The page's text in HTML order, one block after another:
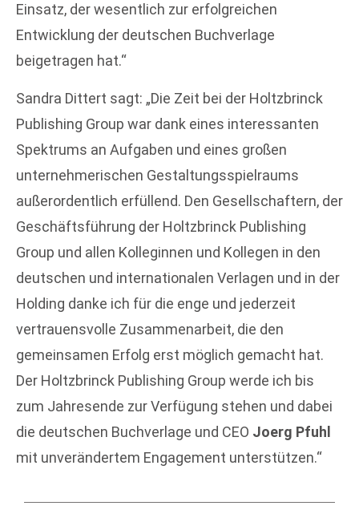
Einsatz, der wesentlich zur erfolgreichen
Entwicklung der deutschen Buchverlage
beigetragen hat.“
Sandra Dittert sagt: „Die Zeit bei der Holtzbrinck
Publishing Group war dank eines interessanten
Spektrums an Aufgaben und eines großen
unternehmerischen Gestaltungsspielraums
außerordentlich erfüllend. Den Gesellschaftern, der
Geschäftsführung der Holtzbrinck Publishing
Group und allen Kolleginnen und Kollegen in den
deutschen und internationalen Verlagen und in der
Holding danke ich für die enge und jederzeit
vertrauensvolle Zusammenarbeit, die den
gemeinsamen Erfolg erst möglich gemacht hat.
Der Holtzbrinck Publishing Group werde ich bis
zum Jahresende zur Verfügung stehen und dabei
die deutschen Buchverlage und CEO Joerg Pfuhl
mit unverändertem Engagement unterstützen.“